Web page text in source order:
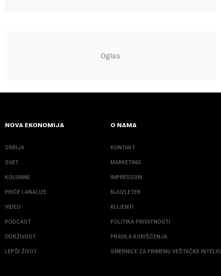
NOVA EKONOMIJA
SRBIJA
SVET
KOLUMNE
PRIČE I ANALIZE
VIDEO
PODCAST
ODRŽIVOST
LEPŠI ŽIVOT
O NAMA
KONTAKT
MARKETING
IMPRESSUM
NJUZLETER
KLIJENTI
POLITIKA PRIVATNOSTI
PRAVILA KORIŠĆENJA
SMERNICE ZA PRIMENU VEŠTAČKE